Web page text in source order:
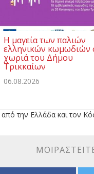
Η μαγεία των παλιών
ελληνικών κωμωδιών
χωριά του Δήμου
Τρικκαίων
06.08.2026
από την Ελλάδα και τον